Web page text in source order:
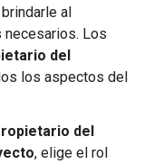
al
Los
del
los aspectos del
del
, elige el rol